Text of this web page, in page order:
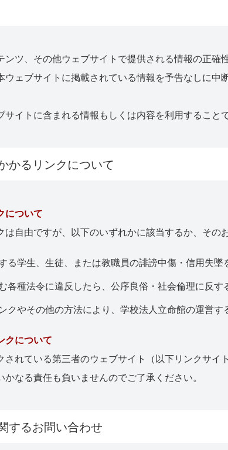
ンツ、その他ウェブサイトで提供される情報の正
ェブサイトに掲載されている情報を予告なしに中
イトに含まれる情報もしくは内容を利用すること
かるリンクについて
について
自由ですが、以下のいずれかに該当するか、その
る学生、生徒、または教職員の誹謗中傷・信用失墜
各種法令に違反したら、公序良俗・社会倫理に反
クやその他の方法により、学校法人立命館の運営
クについて
されている第三者のウェブサイト（以下リンクサ
なる責任も負いませんのでご了承ください。
するお問い合わせ